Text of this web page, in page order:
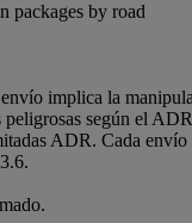
packages by road
implica la
según el
ADR. Cada envío